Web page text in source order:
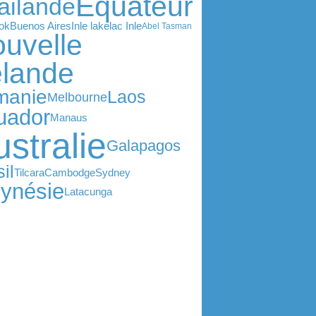
Buenos AiresInle lakelac InleAbel Tasman
MelbourneLaos
Manaus
Galapagos
TilcaraCambodgeSydney
Latacunga